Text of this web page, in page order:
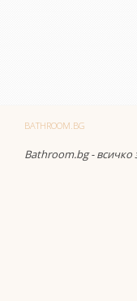
BATHROOM.BG
Bathroom.bg - всичко